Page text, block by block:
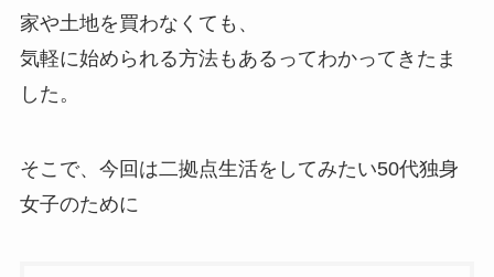
家や土地を買わなくても、
気軽に始められる方法もあるってわかってきたま
した。
そこで、今回は二拠点生活をしてみたい50代独身
女子のために